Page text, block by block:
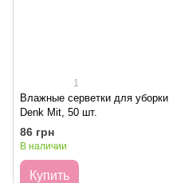
1
Влажные серветки для уборки
Denk Mit, 50 шт.
86 грн
В наличии
Купить